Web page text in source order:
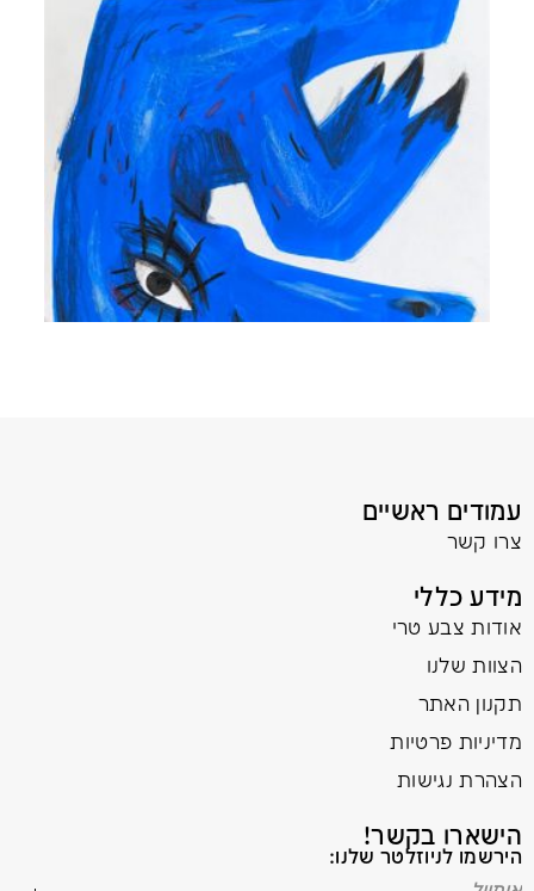
עמודים ראשיים
צרו קשר
מידע כללי
אודות צבע טרי
הצוות שלנו
תקנון האתר
מדיניות פרטיות
הצהרת נגישות
הישארו בקשר!
הירשמו לניוזלטר שלנו: